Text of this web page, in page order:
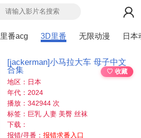
里番acg 3D里番 无限动漫 日本
[jackerman]小马拉大车 母子中文
合集
♡ 收藏
地区：日本
年代：2024
播放：342944 次
标签：巨乳 人妻 美臀 丝袜
下载：
报错/寻番：报错求番入口